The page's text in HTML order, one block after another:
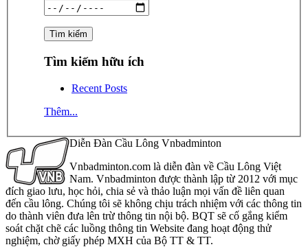
Tìm kiếm hữu ích
Recent Posts
Thêm...
Diễn Đàn Cầu Lông Vnbadminton
Vnbadminton.com là diễn đàn về Cầu Lông Việt
Nam. Vnbadminton được thành lập từ 2012 với mục
đích giao lưu, học hỏi, chia sẻ và thảo luận mọi vấn đề liên quan
đến cầu lông. Chúng tôi sẽ không chịu trách nhiệm với các thông tin
do thành viên đưa lên trừ thông tin nội bộ. BQT sẽ cố gắng kiểm
soát chặt chẽ các luồng thông tin Website đang hoạt động thử
nghiệm, chờ giấy phép MXH của Bộ TT & TT.